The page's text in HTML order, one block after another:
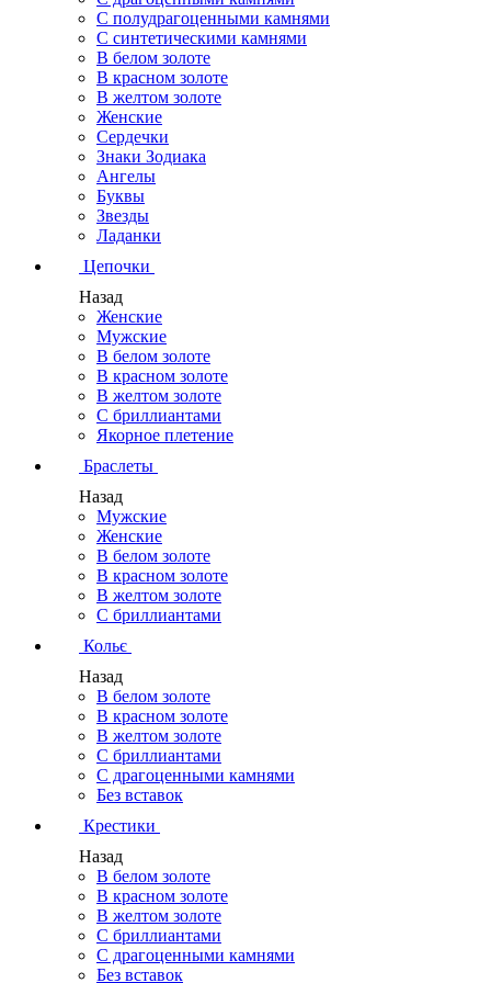
С полудрагоценными камнями
С синтетическими камнями
В белом золоте
В красном золоте
В желтом золоте
Женские
Сердечки
Знаки Зодиака
Ангелы
Буквы
Звезды
Ладанки
Цепочки
Назад
Женские
Мужские
В белом золоте
В красном золоте
В желтом золоте
С бриллиантами
Якорное плетение
Браслеты
Назад
Мужские
Женские
В белом золоте
В красном золоте
В желтом золоте
С бриллиантами
Кольє
Назад
В белом золоте
В красном золоте
В желтом золоте
С бриллиантами
С драгоценными камнями
Без вставок
Крестики
Назад
В белом золоте
В красном золоте
В желтом золоте
С бриллиантами
С драгоценными камнями
Без вставок